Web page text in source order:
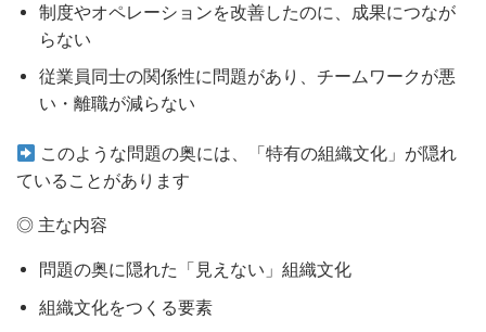
制度やオペレーションを改善したのに、成果につなが
らない
従業員同士の関係性に問題があり、チームワークが悪
い・離職が減らない
このような問題の奥には、「特有の組織文化」が隠れ
ていることがあります
◎ 主な内容
問題の奥に隠れた「見えない」組織文化
組織文化をつくる要素